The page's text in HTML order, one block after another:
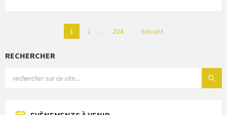
publications
1 2 … 204 Suivant
RECHERCHER